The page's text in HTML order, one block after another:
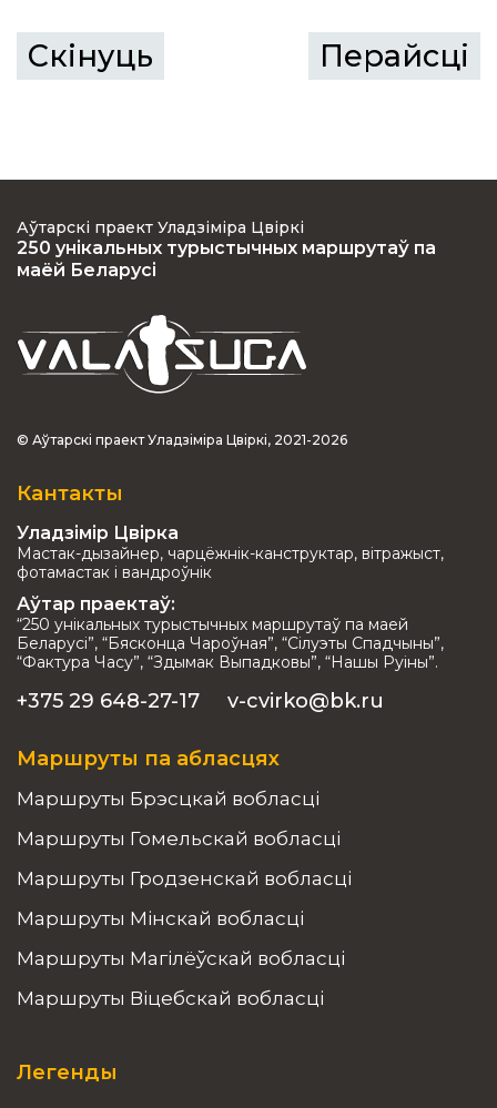
Скінуць Перайсцi
Аўтарскі праект Уладзіміра Цвіркі
250 унікальных турыстычных маршрутаў па
маёй Беларусі
© Аўтарскі праект Уладзіміра Цвіркі, 2021-2026
Маршруты па абласцях
Маршруты Брэсцкай вобласці
Маршруты Гомельскай вобласці
Маршруты Гродзенскай вобласці
Маршруты Мінскай вобласці
Маршруты Магілёўскай вобласці
Маршруты Віцебскай вобласці
Легенды
Кантакты
Уладзімір Цвірка
Мастак-дызайнер, чарцёжнік-канструктар, вітражыст,
фотамастак і вандроўнік
Аўтар праектаў:
“250 унікальных турыстычных маршрутаў па маей
Беларусі”, “Бясконца Чароўная”, “Сілуэты Спадчыны”,
“Фактура Часу”, “Здымак Выпадковы”, “Нашы Руіны”.
+375 29 648-27-17 v-cvirko@bk.ru